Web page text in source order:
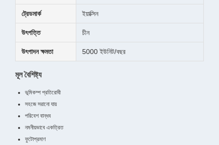
ট্রেডমার্ক ইয়াক্সিন
উৎপত্তি চীন
উৎপাদন ক্ষমতা 5000 ইউনিট/বছর
মূল বৈশিষ্ট্য
ভূমিকম্প প্রতিরোধী
সহজে সরানো যায়
পরিবেশ বান্ধব
নমনীয়ভাবে একত্রিত
ফুটোপ্রমাণ